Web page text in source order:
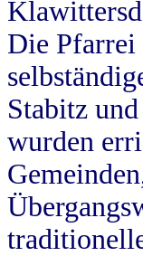
Die Pfarrei
Stabitz
wurden